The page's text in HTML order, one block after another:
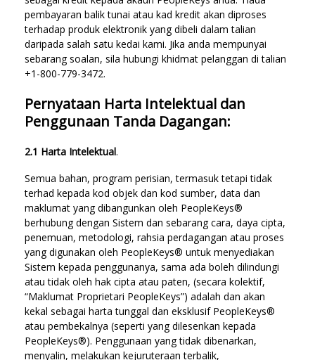
pembayaran balik tunai atau kad kredit akan diproses
terhadap produk elektronik yang dibeli dalam talian
daripada salah satu kedai kami. Jika anda mempunyai
sebarang soalan, sila hubungi khidmat pelanggan di talian
+1-800-779-3472.
Pernyataan Harta Intelektual dan
Penggunaan Tanda Dagangan:
2.1 Harta Intelektual.
Semua bahan, program perisian, termasuk tetapi tidak
terhad kepada kod objek dan kod sumber, data dan
maklumat yang dibangunkan oleh PeopleKeys®
berhubung dengan Sistem dan sebarang cara, daya cipta,
penemuan, metodologi, rahsia perdagangan atau proses
yang digunakan oleh PeopleKeys® untuk menyediakan
Sistem kepada penggunanya, sama ada boleh dilindungi
atau tidak oleh hak cipta atau paten, (secara kolektif,
“Maklumat Proprietari PeopleKeys”) adalah dan akan
kekal sebagai harta tunggal dan eksklusif PeopleKeys®
atau pembekalnya (seperti yang dilesenkan kepada
PeopleKeys®). Penggunaan yang tidak dibenarkan,
menyalin, melakukan kejuruteraan terbalik,